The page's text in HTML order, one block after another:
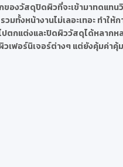
งวัสดุปิดผิวที่จะเข้ามาทดแทน
งหน้างานไม่เลอะเทอะ ทำให้
ตกแต่งและปิดผิววัสดุได้หลากห
เฟอร์นิเจอร์ต่างๆ แต่ยังคุ้มค่าคุ้